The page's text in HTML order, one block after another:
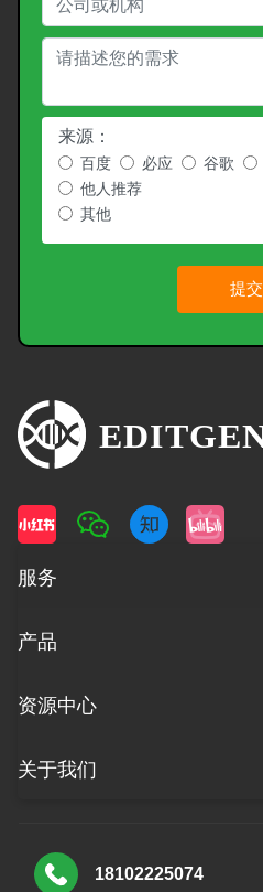
来源：
百度 必应 谷歌
他人推荐
其他
提交
服务
产品
资源中心
关于我们
18102225074